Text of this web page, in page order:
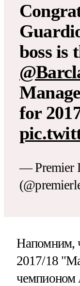
boss is
for
— Premier
Напомним,
2017/18
чемпионом